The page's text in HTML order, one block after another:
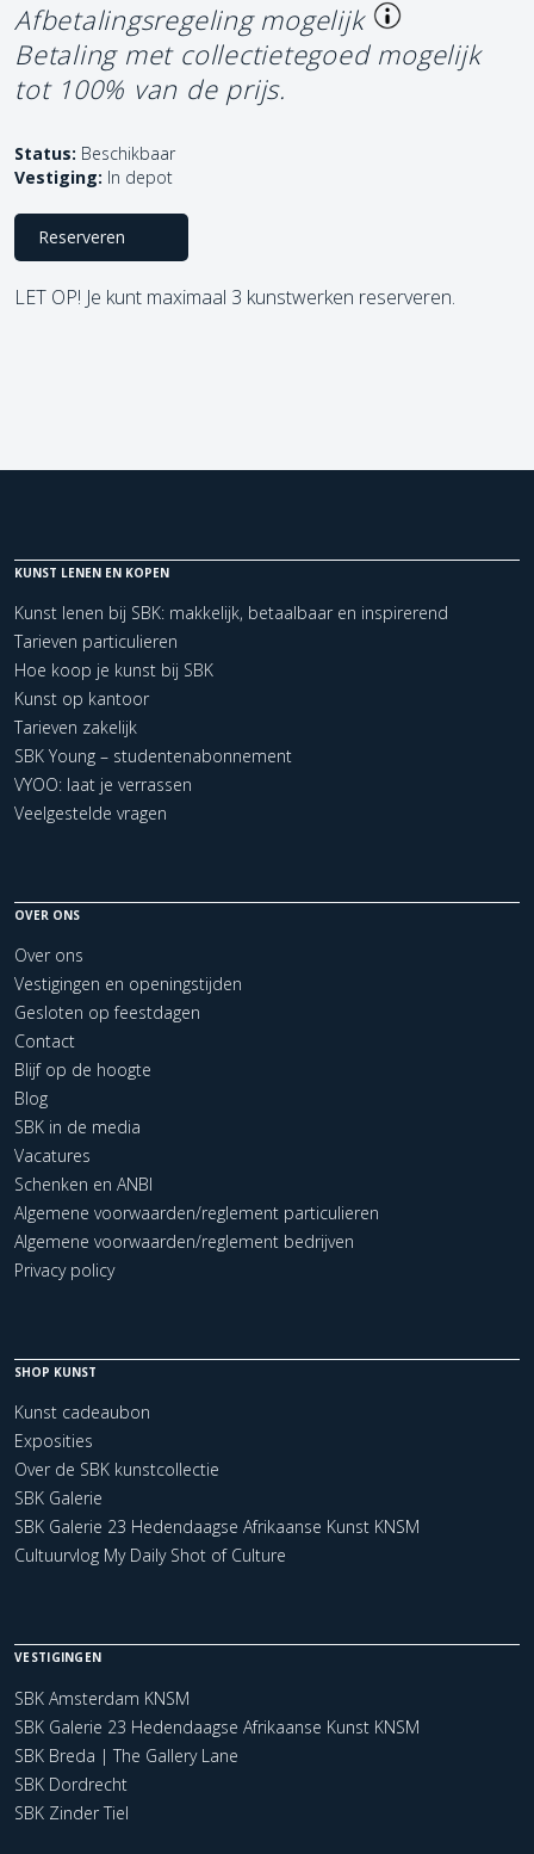
Afbetalingsregeling mogelijk
Betaling met collectietegoed mogelijk
tot 100% van de prijs.
Status: Beschikbaar
Vestiging: In depot
Reserveren
LET OP! Je kunt maximaal 3 kunstwerken reserveren.
KUNST LENEN EN KOPEN
Kunst lenen bij SBK: makkelijk, betaalbaar en inspirerend
Tarieven particulieren
Hoe koop je kunst bij SBK
Kunst op kantoor
Tarieven zakelijk
SBK Young – studentenabonnement
VYOO: laat je verrassen
Veelgestelde vragen
OVER ONS
Over ons
Vestigingen en openingstijden
Gesloten op feestdagen
Contact
Blijf op de hoogte
Blog
SBK in de media
Vacatures
Schenken en ANBI
Algemene voorwaarden/reglement particulieren
Algemene voorwaarden/reglement bedrijven
Privacy policy
SHOP KUNST
Kunst cadeaubon
Exposities
Over de SBK kunstcollectie
SBK Galerie
SBK Galerie 23 Hedendaagse Afrikaanse Kunst KNSM
Cultuurvlog My Daily Shot of Culture
VESTIGINGEN
SBK Amsterdam KNSM
SBK Galerie 23 Hedendaagse Afrikaanse Kunst KNSM
SBK Breda | The Gallery Lane
SBK Dordrecht
SBK Zinder Tiel